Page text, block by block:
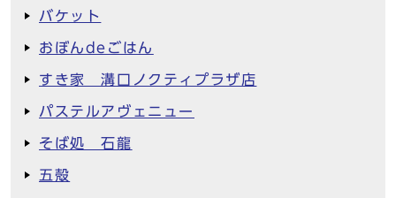
バケット
おぼんdeごはん
すき家 溝口ノクティプラザ店
パステルアヴェニュー
そば処 石龍
五殻